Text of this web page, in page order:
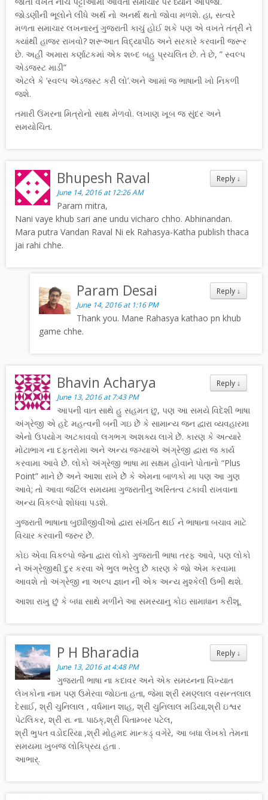
જોડણીની ભૂલોને લીધે અર્થ નો અનર્થ થતો જોવા મળશે. હા, સત્વરે
મળતા સમાચાર લખનારનું ગુજરાતી કાચું હોઈ શકે પણ એ વખતે તંત્રી ને
ક્યાંથી હાજર રાખવો? શરૂઆત વિદ્યાપીઠ અને સરકારે કરવાની જરૂર
છે. અહીં અમારા કર્ણાટકમાં એક શબ્દ બહુ પ્રચલિત છે. તે છે, ” સ્વલ્પ
એડજસ્ટ માડી”
એટલે કે ‘સ્વલ્પ એડજસ્ટ કરી લો’.અને આમાં જ ભાષાની ખો નિકળી
જશે.
તમારી ઉંમરના મિત્રોનો સાથ મેળવો. લખાણ ખૂબ જ સુંદર અને
સમયોચિત.
Reply ↓
Bhupesh Raval
June 14, 2016 at 12:26 AM
Param mitra,
Nani vaye khub sari ane undu vicharo chho. Abhinandan.
Mara putra Vandan Raval Ni ek Rahasya-Katha publish thaca
jai rahi chhe.
Reply ↓
Param Desai
June 14, 2016 at 1:16 PM
Thank you. Mane Rahasya kathao pn khub
game chhe.
Reply ↓
Bhavin Acharya
June 13, 2016 at 7:43 PM
આપની વાત સાથે હુ સહમત છુ, પણ આ સમયે વિદેશી ભાષા
અંગ્રેજી એ હદે મહત્વની બની ગઇ છેૅૅ કે સામાન્ય જન દ્વારા વ્યવહારમા
એનો ઉપયોગ અટકાવવો લગભગ અશક્ય લાગે છેૅૅ. કારણ કે અત્યારે
મોટાભાગ ના દફતરોમા અને અન્ય જગ્યાએ અંગ્રેજી દ્વારા જ કાર્ય
કરવામા આવે છેૅૅ. લોકો અંગ્રેજી ભાષા મા સક્ષમ હોવાને પોતાનો “Plus
Point” માને છેૅૅ અને આશા રાખે છેૅૅ કે એમના બાળકો મા પણ આ ગુણ
આવે; તો આવા જટિલ સમયમા ગુજરાતીનુ અસ્તિત્વ ટકાવી રાખવાના
અન્ય વિકલ્પો શોધવા પડશે.
ગુજરાતી ભાષાના બુધ્ધીજીવીઓ દ્વારા સંગઠિત થઈ ને ભાષાના બચાવ માટે
વિચાર કરવાની જરુર છેૅૅ.
કોઇ એવા વિકલ્પો જેના દ્વારા લોકો ગુજરાતી ભાષા તરફ આવે, પણ લોકો
ને અંગ્રેજીથી દુર કરવા એ ભુલ ભરેલુ છેૅૅ કારણ કે જો એમ કરવામા
આવશે તો અંગ્રેજી ના અલ્પ જ્ઞાન ની એક અન્ય મુશ્કેલી ઉભી થશે.
આશા રાખુ છું કે બધા સાથે મળીને આ સમસ્યાનુ કોઇ સામાધાન કરીશૂ.
Reply ↓
P H Bharadia
June 13, 2016 at 4:48 PM
ગુજરાતી ભાષા ના કદાવર અને એક સમય્નના વિખ્યાત
લેખકોના નામ પણ ઉમેરવા જોઇતા હતા, જેમા શ્રી રમણ્લાલ વસન્તલાલ
દેસાઈ, શ્રી ચુનિલાલ , વર્ધમાન શાહ, શ્રી ચુનિલાલ મડિયા,શ્રી ઇશ્વર
પેટલિકર, શ્રી રા. ના. પાઠક્,શ્રી પિતામ્બર પટેલ,
શ્રી ભુપત વડોદરિયા ,શ્રી મોહમદ માન્કડ્ વગેરે, આ બધા લેખકો તેમના
સમયમા ખુબજ લોક્પ્રિય હતા .
આભાર્.